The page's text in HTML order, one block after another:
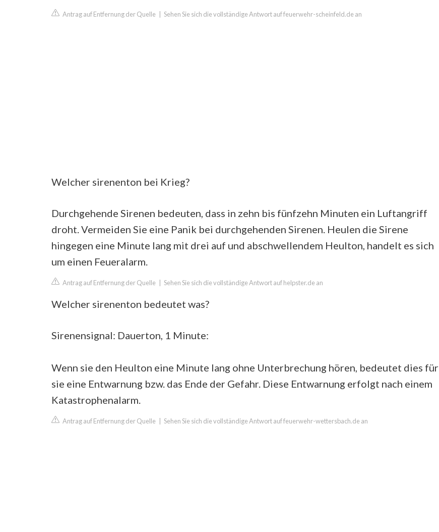
Antrag auf Entfernung der Quelle Sehen Sie sich die vollständige Antwort auf feuerwehr-scheinfeld.de an
Welcher sirenenton bei Krieg?
Durchgehende Sirenen bedeuten, dass in zehn bis fünfzehn Minuten ein Luftangriff
droht. Vermeiden Sie eine Panik bei durchgehenden Sirenen. Heulen die Sirene
hingegen eine Minute lang mit drei auf und abschwellendem Heulton, handelt es sich
um einen Feueralarm.
Antrag auf Entfernung der Quelle Sehen Sie sich die vollständige Antwort auf helpster.de an
Welcher sirenenton bedeutet was?
Sirenensignal: Dauerton, 1 Minute:
Wenn sie den Heulton eine Minute lang ohne Unterbrechung hören, bedeutet dies für
sie eine Entwarnung bzw. das Ende der Gefahr. Diese Entwarnung erfolgt nach einem
Katastrophenalarm.
Antrag auf Entfernung der Quelle Sehen Sie sich die vollständige Antwort auf feuerwehr-wettersbach.de an